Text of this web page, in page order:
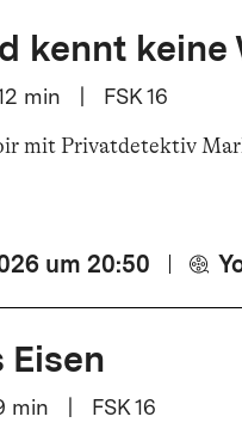
kennt
min FSK 16
mit Privatdetektiv
um 20:50
Eisen
min FSK 16